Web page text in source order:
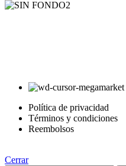
Política de privacidad
Términos y condiciones
Reembolsos
Cerrar